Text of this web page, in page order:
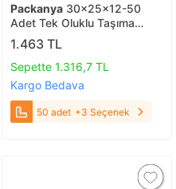
Packanya 30x25x12-50
Adet Tek Oluklu Taşıma
Kolisi 50 adet
1.463 TL
Sepette 1.316,7 TL
Kargo Bedava
50 adet +3 Seçenek